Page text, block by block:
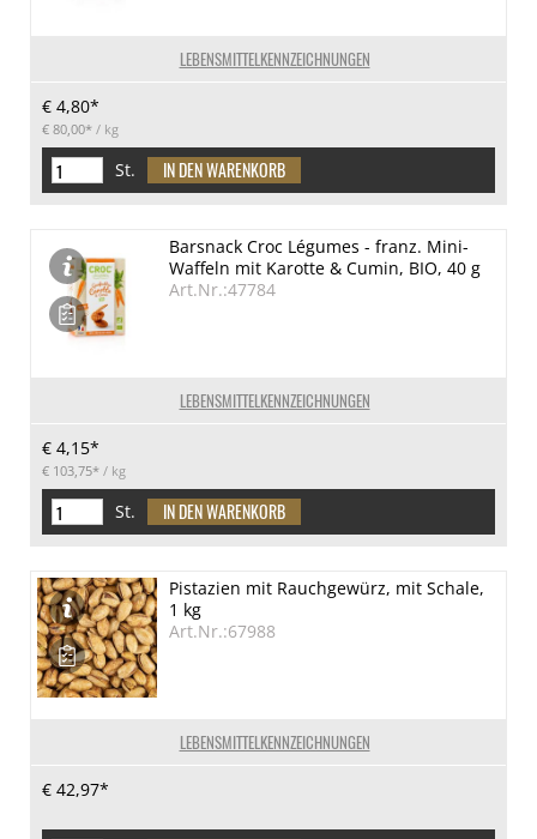
LEBENSMITTELKENNZEICHNUNGEN
€ 4,80*
€ 80,00* / kg
St.
LEBENSMITTELKENNZEICHNUNGEN
Barsnack Croc Légumes - franz. Mini-
Waffeln mit Karotte & Cumin, BIO, 40 g
Art.Nr.:47784
€ 4,15*
€ 103,75* / kg
St.
LEBENSMITTELKENNZEICHNUNGEN
Pistazien mit Rauchgewürz, mit Schale,
1 kg
Art.Nr.:67988
€ 42,97*